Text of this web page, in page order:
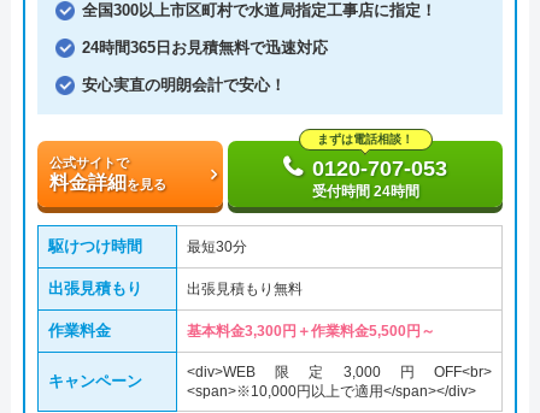
全国300以上市区町村で水道局指定工事店に指定！
24時間365日お見積無料で迅速対応
安心実直の明朗会計で安心！
公式サイトで
料金詳細を見る
まずは電話相談！
0120-707-053
受付時間 24時間
駆けつけ時間 最短30分
出張見積もり 出張見積もり無料
作業料金 基本料金3,300円＋作業料金5,500円～
キャンペーン
<div>WEB限定3,000円OFF<br>
<span>※10,000円以上で適用</span></div>